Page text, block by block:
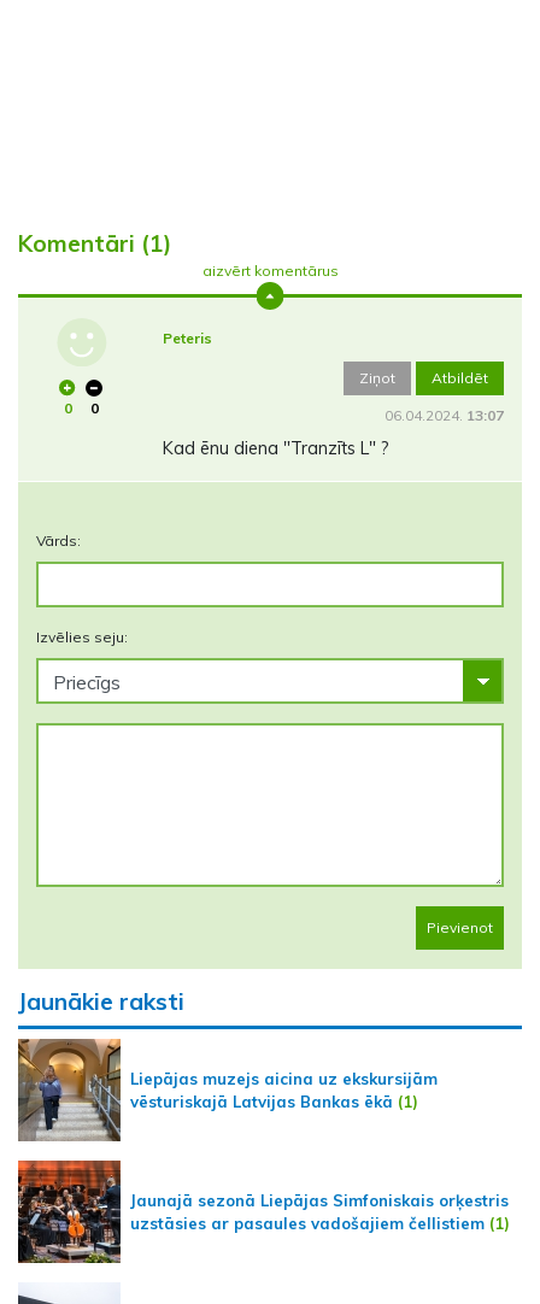
Komentāri (1)
aizvērt komentārus
0 0
Peteris
Ziņot Atbildēt
06.04.2024. 13:07
Kad ēnu diena "Tranzīts L" ?
Vārds:
Izvēlies seju:
Pievienot
Jaunākie raksti
Liepājas muzejs aicina uz ekskursijām
vēsturiskajā Latvijas Bankas ēkā (1)
Jaunajā sezonā Liepājas Simfoniskais orķestris
uzstāsies ar pasaules vadošajiem čellistiem (1)